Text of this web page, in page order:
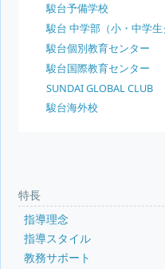
駿台予備学校
駿台 中学部（小・中学
駿台個別教育センター
駿台国際教育センター
SUNDAI GLOBAL CLUB
駿台海外校
特長
指導理念
指導スタイル
教務サポート